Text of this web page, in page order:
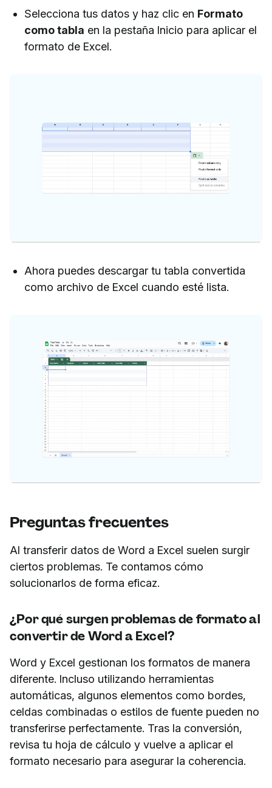
Selecciona tus datos y haz clic en Formato
como tabla en la pestaña Inicio para aplicar el
formato de Excel.
Ahora puedes descargar tu tabla convertida
como archivo de Excel cuando esté lista.
Preguntas frecuentes
Al transferir datos de Word a Excel suelen surgir
ciertos problemas. Te contamos cómo
solucionarlos de forma eficaz.
¿Por qué surgen problemas de formato al
convertir de Word a Excel?
Word y Excel gestionan los formatos de manera
diferente. Incluso utilizando herramientas
automáticas, algunos elementos como bordes,
celdas combinadas o estilos de fuente pueden no
transferirse perfectamente. Tras la conversión,
revisa tu hoja de cálculo y vuelve a aplicar el
formato necesario para asegurar la coherencia.